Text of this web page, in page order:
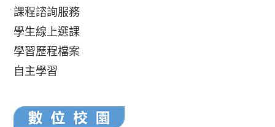
課程諮詢服務
學生線上選課
學習歷程檔案
自主學習